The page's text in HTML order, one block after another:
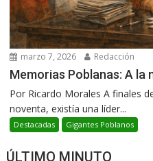
marzo 7, 2026 Redacción
Memorias Poblanas: A la
Por Ricardo Morales A finales
noventa, existía una líder...
Destacadas Gigantes Poblanos
ÚLTIMO MINUTO